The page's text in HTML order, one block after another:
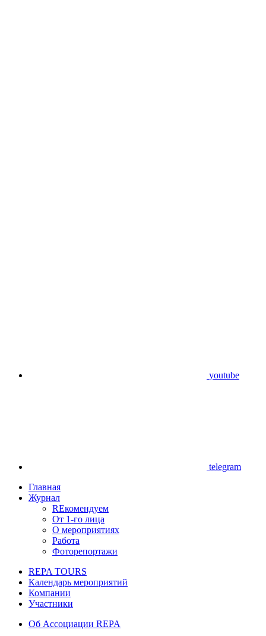
youtube
telegram
Главная
Журнал
REкомендуем
От 1-го лица
О мероприятиях
Работа
Фоторепортажи
REPA TOURS
Календарь мероприятий
Компании
Участники
Об Ассоциации REPA